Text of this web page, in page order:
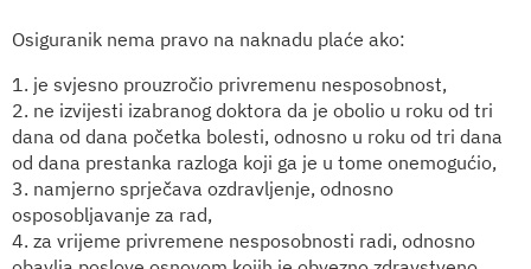
Osiguranik nema pravo na naknadu plaće ako:
1. je svjesno prouzročio privremenu nesposobnost,
2. ne izvijesti izabranog doktora da je obolio u roku od tri
dana od dana početka bolesti, odnosno u roku od tri dana
od dana prestanka razloga koji ga je u tome onemogućio,
3. namjerno sprječava ozdravljenje, odnosno
osposobljavanje za rad,
4. za vrijeme privremene nesposobnosti radi, odnosno